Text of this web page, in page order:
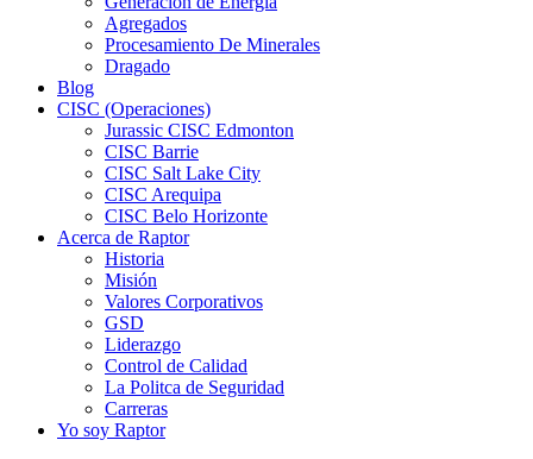
Agregados
Procesamiento De Minerales
Dragado
Blog
CISC (Operaciones)
Jurassic CISC Edmonton
CISC Barrie
CISC Salt Lake City
CISC Arequipa
CISC Belo Horizonte
Acerca de Raptor
Historia
Misión
Valores Corporativos
GSD
Liderazgo
Control de Calidad
La Politca de Seguridad
Carreras
Yo soy Raptor